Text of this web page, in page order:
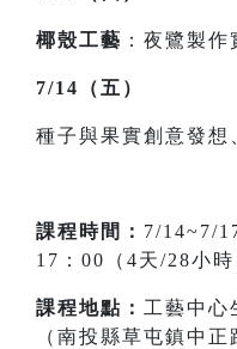
椰殼工藝 ：夜鷺製作
7/14（五）
種子與果實創意發想
課程時間： 7/14~7/
17：00（4天/28小
課程地點： 工藝中心
（南投縣草屯鎮中